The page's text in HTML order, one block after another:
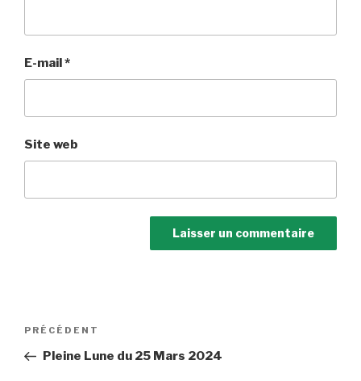
E-mail*
Site web
Navigation
l’article
Article
précédent
PRÉCÉDENT
Pleine Lune du 25 Mars 2024